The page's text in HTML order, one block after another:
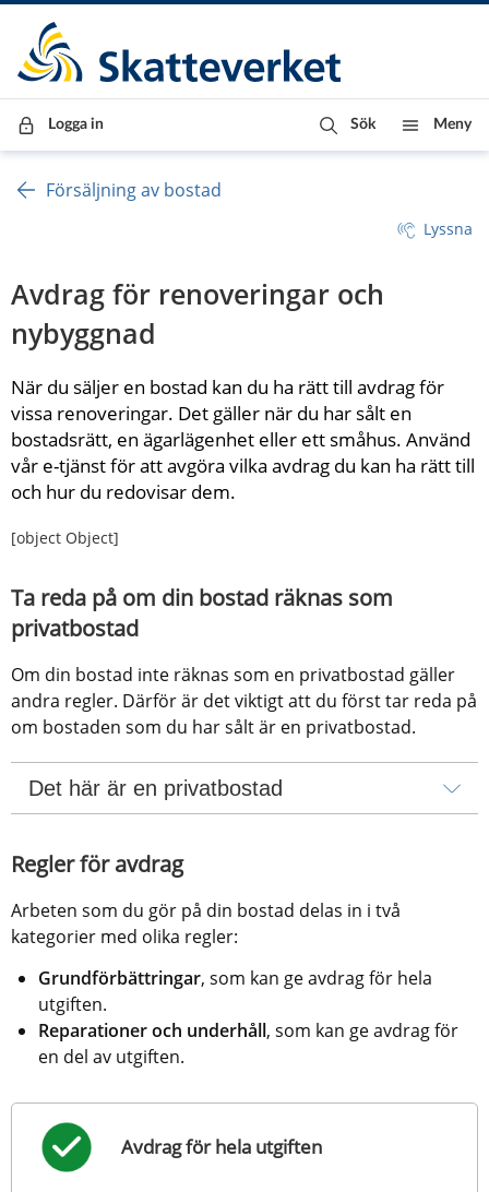
Till innehåll
Till navigationen
Till chattrobot
Logga in Sök Meny
Försäljning av bostad
Lyssna
Avdrag för renoveringar och
nybyggnad
När du säljer en bostad kan du ha rätt till avdrag för
vissa renoveringar. Det gäller när du har sålt en
bostadsrätt, en ägarlägenhet eller ett småhus. Använd
vår e-tjänst för att avgöra vilka avdrag du kan ha rätt till
och hur du redovisar dem.
[object Object]
Ta reda på om din bostad räknas som
privatbostad
Om din bostad inte räknas som en privatbostad gäller
andra regler. Därför är det viktigt att du först tar reda på
om bostaden som du har sålt är en privatbostad.
Det här är en privatbostad
Regler för avdrag
Arbeten som du gör på din bostad delas in i två
kategorier med olika regler:
Grundförbättringar, som kan ge avdrag för hela
utgiften.
Reparationer och underhåll, som kan ge avdrag för
en del av utgiften.
Avdrag för hela utgiften